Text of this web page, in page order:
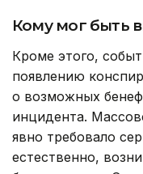
Кому мог быть
Кроме этого,
появлению
о возможных
инцидента.
явно требовало
естественно,